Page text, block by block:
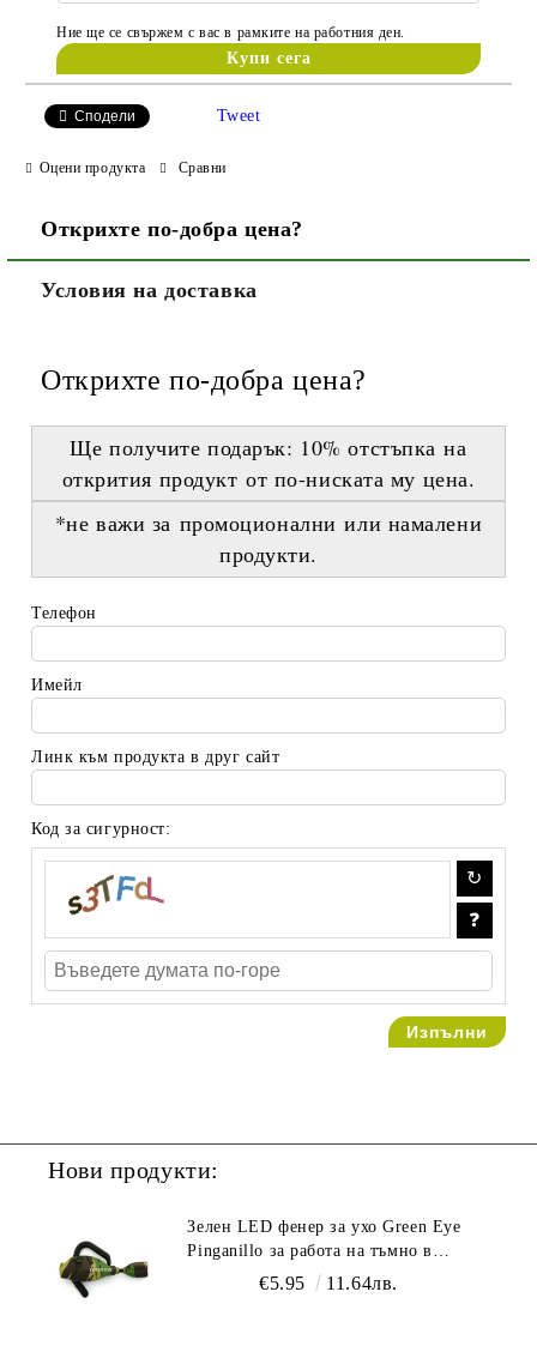
Ние ще се свържем с вас в рамките на работния ден.
Сподели Tweet
Оцени продукта Сравни
Открихте по-добра цена?
Условия на доставка
Открихте по-добра цена?
Ще получите подарък: 10% отстъпкана
открития продуктот по-ниската му цена.
*не важи за промоционални или намалени
продукти.
Телефон
Имейл
Линк към продукта в друг сайт
Код за сигурност:
Нови продукти:
Зелен LED фенер за ухо Green Eye
Pinganillo за работа на тъмно в
€5.95 11.64лв.